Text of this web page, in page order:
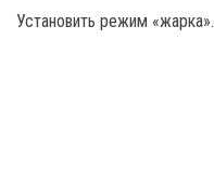
Установить режим «жарка».